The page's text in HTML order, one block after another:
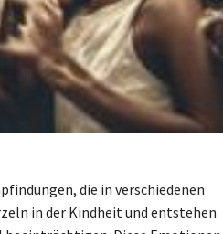
die in verschiedenen
in der Kindheit und entstehen